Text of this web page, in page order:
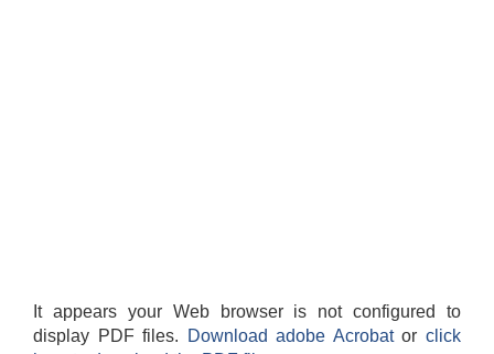
It appears your Web browser is not configured to
display PDF files.
Download adobe Acrobatorclick